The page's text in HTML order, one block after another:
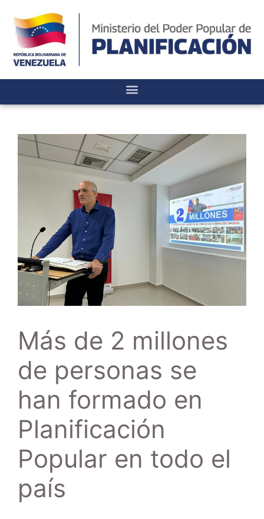
Más de 2 millones
de personas se
han formado en
Planificación
Popular en todo el
país